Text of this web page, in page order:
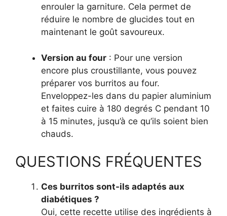
enrouler la garniture. Cela permet de
réduire le nombre de glucides tout en
maintenant le goût savoureux.
Version au four : Pour une version
encore plus croustillante, vous pouvez
préparer vos burritos au four.
Enveloppez-les dans du papier aluminium
et faites cuire à 180 degrés C pendant 10
à 15 minutes, jusqu’à ce qu’ils soient bien
chauds.
QUESTIONS FRÉQUENTES
Ces burritos sont-ils adaptés aux
diabétiques ?
Oui, cette recette utilise des ingrédients à